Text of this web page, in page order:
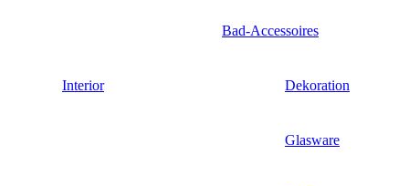
Bad-Accessoires
Interior Dekoration
Glasware